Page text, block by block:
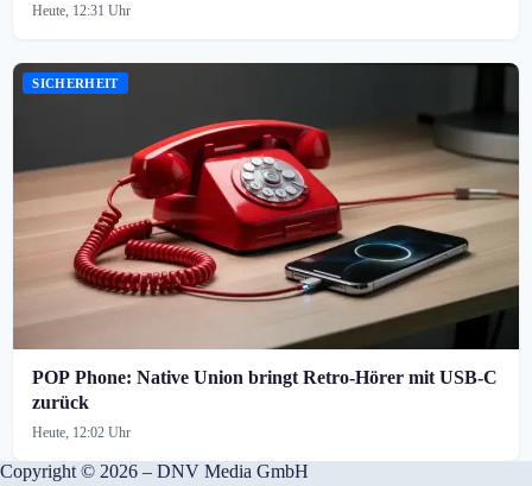
Heute, 12:31 Uhr
SICHERHEIT
POP Phone: Native Union bringt Retro-Hörer mit USB-C
zurück
Heute, 12:02 Uhr
Copyright © 2026 – DNV Media GmbH